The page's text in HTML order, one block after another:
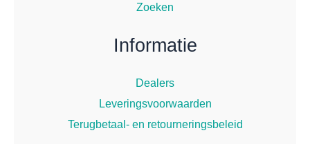
Zoeken
Informatie
Dealers
Leveringsvoorwaarden
Terugbetaal- en retourneringsbeleid